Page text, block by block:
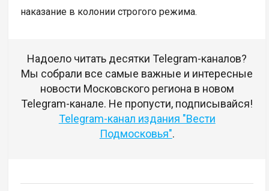
наказание в колонии строгого режима.
Надоело читать десятки Telegram-каналов?
Мы собрали все самые важные и интересные
новости Московского региона в новом
Telegram-канале. Не пропусти, подписывайся!
Telegram-канал издания "Вести
Подмосковья".